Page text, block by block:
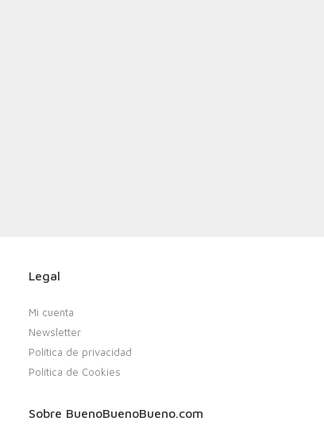
Legal
Mi cuenta
Newsletter
Política de privacidad
Política de Cookies
Sobre BuenoBuenoBueno.com